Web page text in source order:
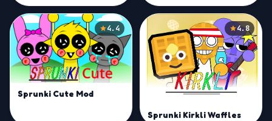
4.4
Sprunki Cute Mod
4.8
Sprunki Kirkli Waffles